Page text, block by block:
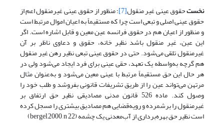
نخستحقوق عینی غیر منقول[7] ؛ منظور از حقوق عینی غیرمنقول اعم از
حقوق عینی اصلی و تبعی است چرا که مستقیماً به اعیان اموال مرتبط است
و منظور از اعیان هم در حقوق فرانسه عین معین و قابل اشاره است. اگر
این عین، غیر منقول باشد نظیر خانه، حقوق و دعاوی ناظر بر آن
غیرمنقول تلقی می‌شود. حتی در حقوق عینی تبعی نظیر رهن غیر منقول
هم گرچه به‌واسطه یک تعهد، حقی عینی برای فرد ایجاد می‌شود ولی در
هر حال این حق مستقیماً مرتبط با عینی معین می‌شود و به‌عنوان مثال
مرتهن می‌تواند عین را از طریق تشریفات قانونی بفروشد و طلب خود را
وصول کند. ماده 526 قانون مدنی مصادیقی نظیر حق ارتفاق بر
غیرمنقول را برشمرده و رویه‌قضایی هم مصادیق بیشتری را مسجل کرده
است نظیر حق بهره‌برداری از آب‌معدنی یک چشمه (bergel,2000, n 22)